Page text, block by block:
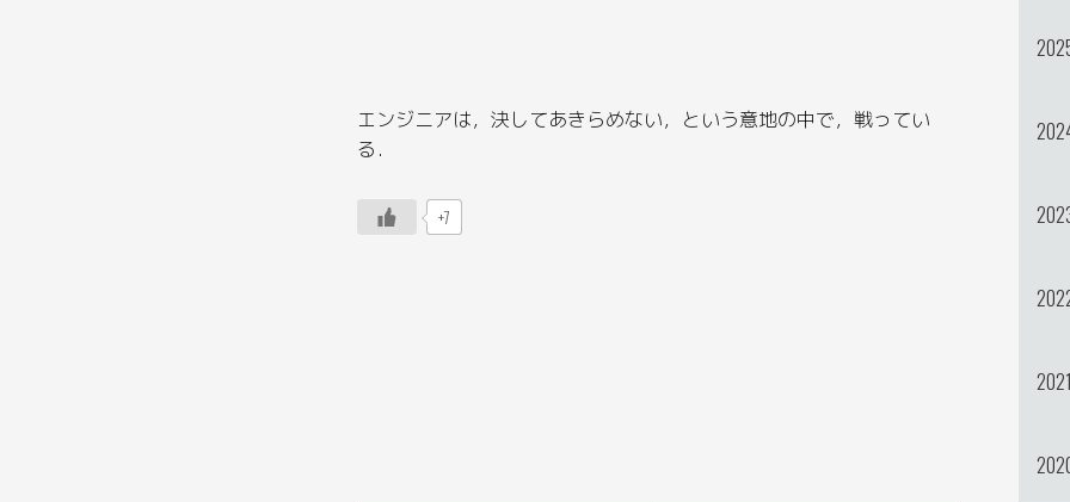
エンジニアは，決してあきらめない，という意地の中で，戦ってい
る．
+7
2021